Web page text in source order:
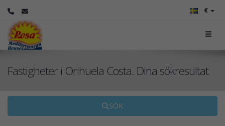
€
Fastigheter i Orihuela Costa. Dina sökresultat
SÖK